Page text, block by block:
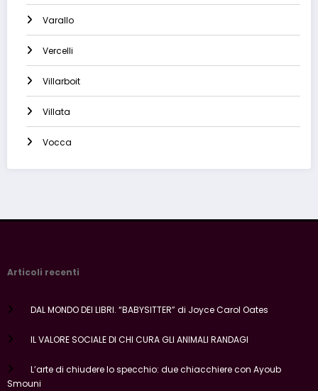
Varallo
Vercelli
Villarboit
Villata
Vocca
Articoli recenti
DAL MONDO DEI LIBRI. “BABYSITTER” di Joyce Carol Oates
IL VALORE SOCIALE DI CHI CURA GLI ANIMALI RANDAGI
L’arte di chiudere lo specchio: due chiacchiere con Ayoub
Smouni